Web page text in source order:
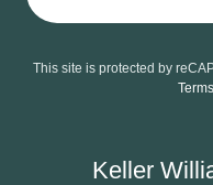
This site is protected by
Keller